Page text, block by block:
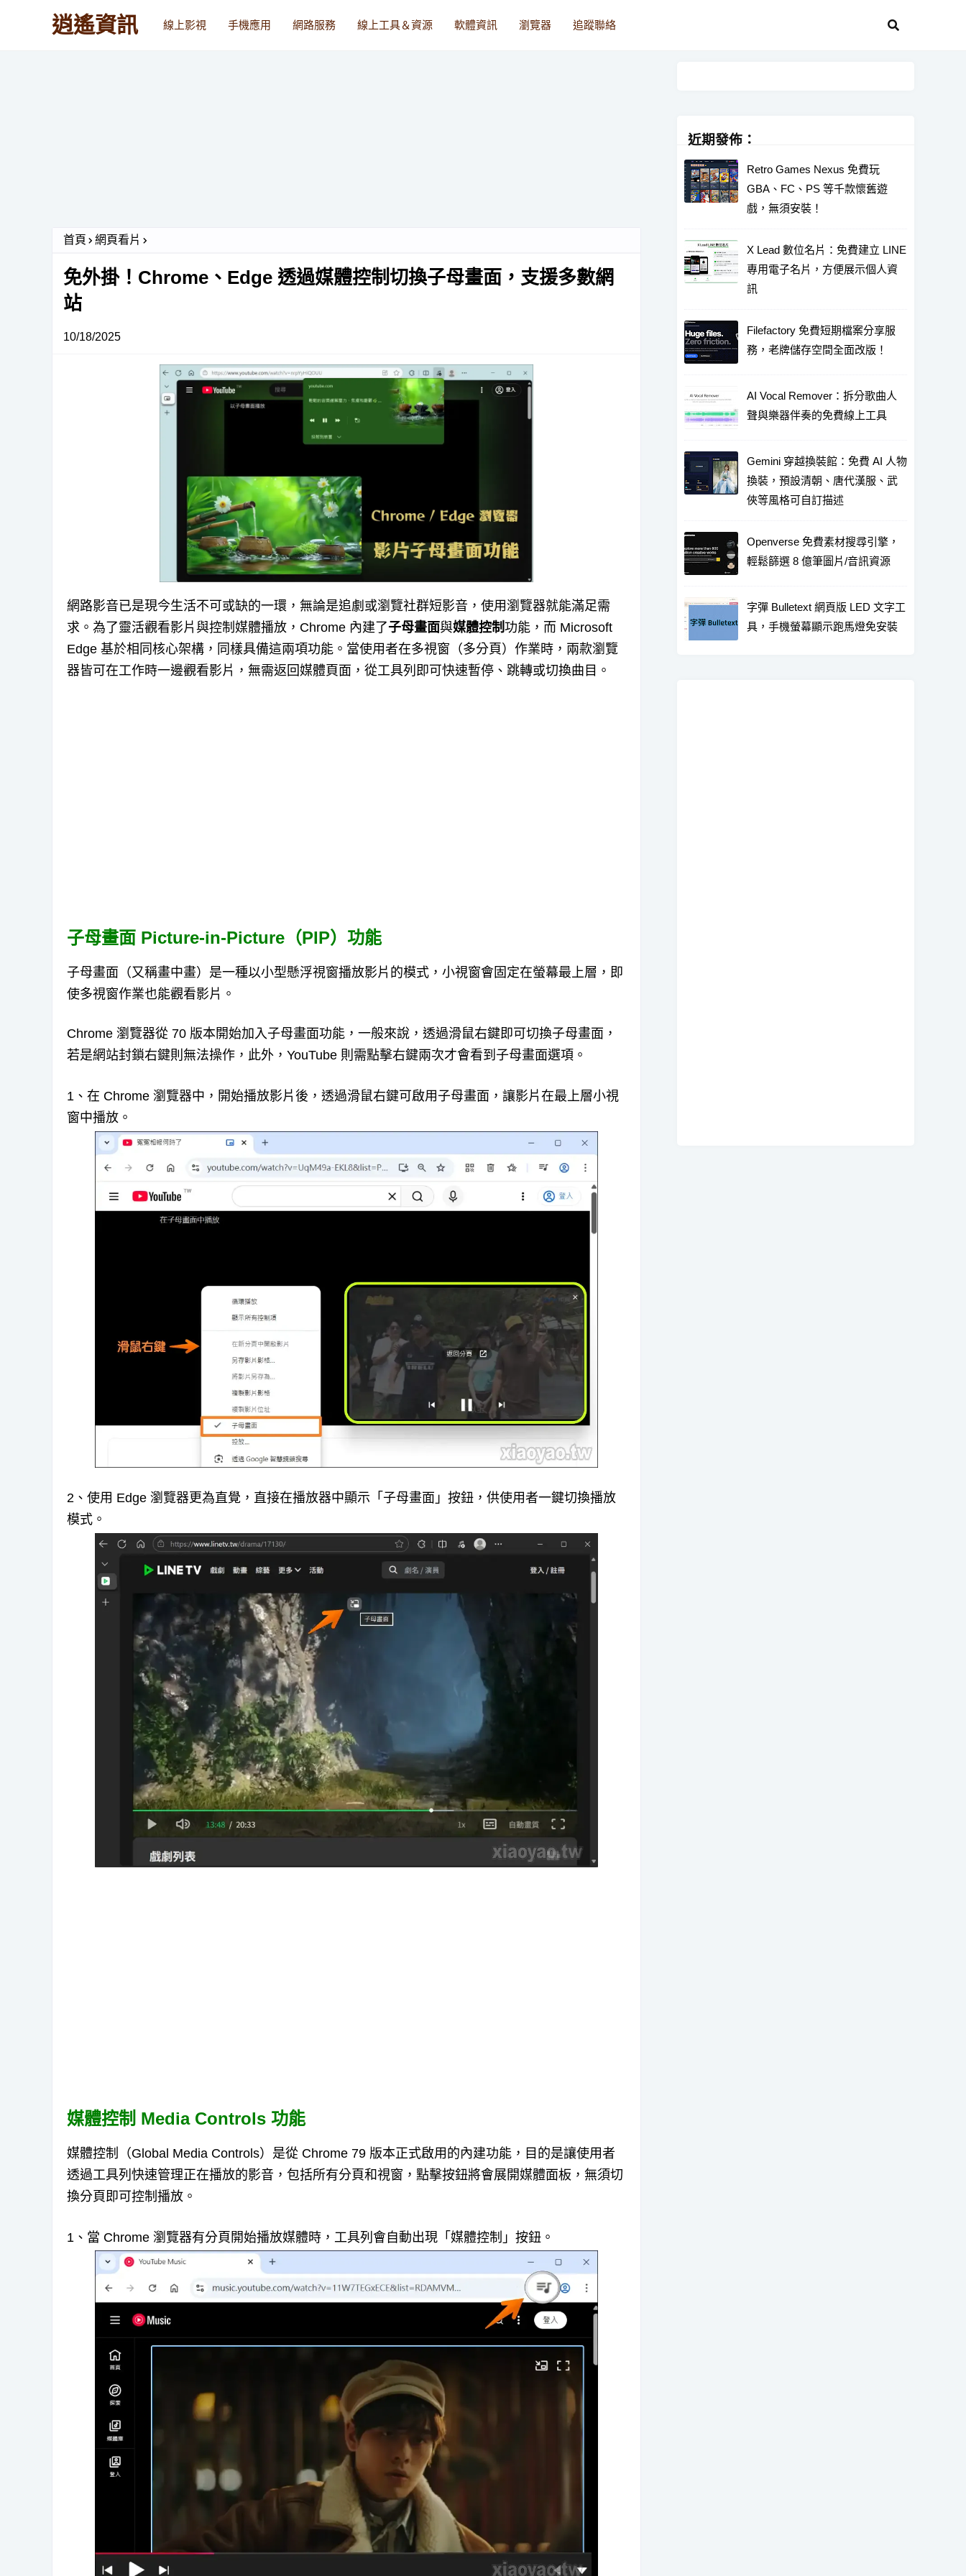
逍遙資訊 線上影視 手機應用 網路服務 線上工具＆資源 軟體資訊 瀏覽器 追蹤聯絡
首頁 網頁看片
免外掛！Chrome、Edge 透過媒體控制切換子母畫面，支援多數網
站
10/18/2025
網路影音已是現今生活不可或缺的一環，無論是追劇或瀏覽社群短影音，使用瀏覽器就能滿足需
求。為了靈活觀看影片與控制媒體播放，Chrome 內建了子母畫面與媒體控制功能，而 Microsoft
Edge 基於相同核心架構，同樣具備這兩項功能。當使用者在多視窗（多分頁）作業時，兩款瀏覽
器皆可在工作時一邊觀看影片，無需返回媒體頁面，從工具列即可快速暫停、跳轉或切換曲目。
子母畫面 Picture-in-Picture（PIP）功能
子母畫面（又稱畫中畫）是一種以小型懸浮視窗播放影片的模式，小視窗會固定在螢幕最上層，即
使多視窗作業也能觀看影片。
Chrome 瀏覽器從 70 版本開始加入子母畫面功能，一般來說，透過滑鼠右鍵即可切換子母畫面，
若是網站封鎖右鍵則無法操作，此外，YouTube 則需點擊右鍵兩次才會看到子母畫面選項。
1、在 Chrome 瀏覽器中，開始播放影片後，透過滑鼠右鍵可啟用子母畫面，讓影片在最上層小視
窗中播放。
2、使用 Edge 瀏覽器更為直覺，直接在播放器中顯示「子母畫面」按鈕，供使用者一鍵切換播放
模式。
媒體控制 Media Controls 功能
媒體控制（Global Media Controls）是從 Chrome 79 版本正式啟用的內建功能，目的是讓使用者
透過工具列快速管理正在播放的影音，包括所有分頁和視窗，點擊按鈕將會展開媒體面板，無須切
換分頁即可控制播放。
1、當 Chrome 瀏覽器有分頁開始播放媒體時，工具列會自動出現「媒體控制」按鈕。
近期發佈：
Retro Games Nexus 免費玩
GBA、FC、PS 等千款懷舊遊
戲，無須安裝！
X Lead 數位名片：免費建立 LINE
專用電子名片，方便展示個人資
訊
Filefactory 免費短期檔案分享服
務，老牌儲存空間全面改版！
AI Vocal Remover：拆分歌曲人
聲與樂器伴奏的免費線上工具
Gemini 穿越換裝館：免費 AI 人物
換裝，預設清朝、唐代漢服、武
俠等風格可自訂描述
Openverse 免費素材搜尋引擎，
輕鬆篩選 8 億筆圖片/音訊資源
字彈 Bulletext 網頁版 LED 文字工
具，手機螢幕顯示跑馬燈免安裝